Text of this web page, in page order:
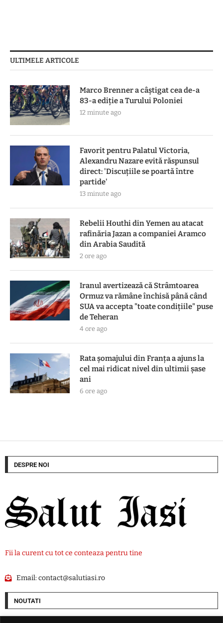
ULTIMELE ARTICOLE
Marco Brenner a câștigat cea de-a
83-a ediţie a Turului Poloniei
12 minute ago
Favorit pentru Palatul Victoria,
Alexandru Nazare evită răspunsul
direct: 'Discuțiile se poartă între
partide'
13 minute ago
Rebelii Houthi din Yemen au atacat
rafinăria Jazan a companiei Aramco
din Arabia Saudită
2 ore ago
Iranul avertizează că Strâmtoarea
Ormuz va rămâne închisă până când
SUA va accepta "toate condiţiile" puse
de Teheran
4 ore ago
Rata șomajului din Franța a ajuns la
cel mai ridicat nivel din ultimii șase
ani
6 ore ago
DESPRE NOI
Fii la curent cu tot ce conteaza pentru tine
Email:contact@salutiasi.ro
NOUTATI